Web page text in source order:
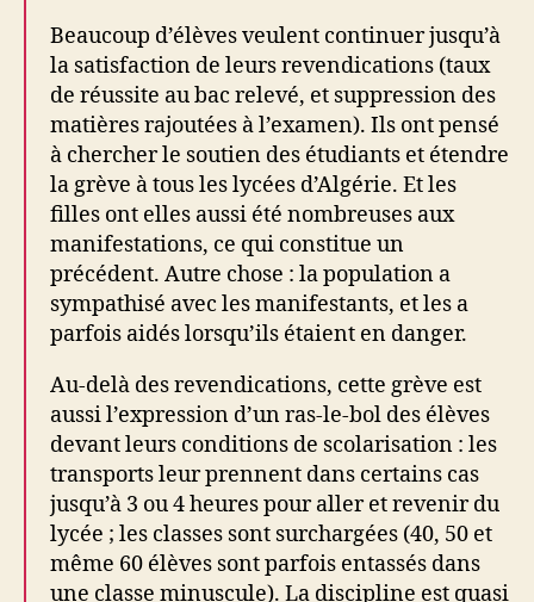
Beaucoup d’élèves veulent continuer jusqu’à
la satisfaction de leurs revendications (taux
de réussite au bac relevé, et suppression des
matières rajoutées à l’examen). Ils ont pensé
à chercher le soutien des étudiants et étendre
la grève à tous les lycées d’Algérie. Et les
filles ont elles aussi été nombreuses aux
manifestations, ce qui constitue un
précédent. Autre chose : la population a
sympathisé avec les manifestants, et les a
parfois aidés lorsqu’ils étaient en danger.
Au-delà des revendications, cette grève est
aussi l’expression d’un ras-le-bol des élèves
devant leurs conditions de scolarisation : les
transports leur prennent dans certains cas
jusqu’à 3 ou 4 heures pour aller et revenir du
lycée ; les classes sont surchargées (40, 50 et
même 60 élèves sont parfois entassés dans
une classe minuscule). La discipline est quasi